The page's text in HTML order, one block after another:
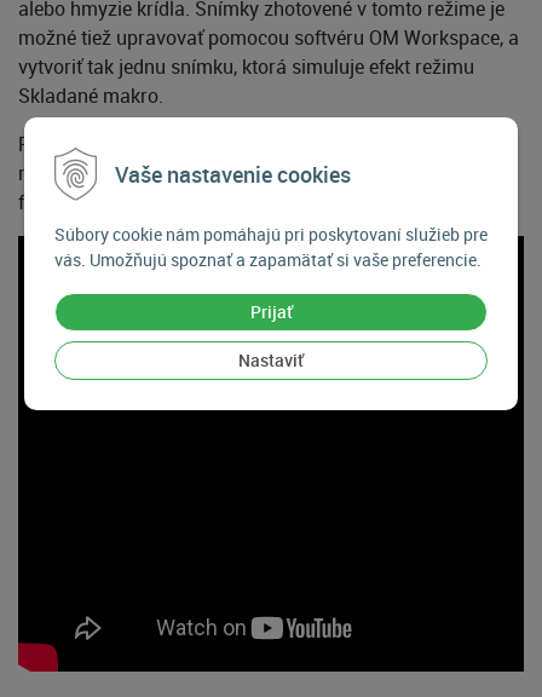
Vaše nastavenie cookies
Súbory cookie nám pomáhajú pri poskytovaní služieb pre
vás. Umožňujú spoznať a zapamätať si vaše preferencie.
Prijať
Nastaviť
alebo hmyzie krídla. Snímky zhotovené v tomto režime je
možné tiež upravovať pomocou softvéru OM Workspace, a
vytvoriť tak jednu snímku, ktorá simuluje efekt režimu
Skladané makro.
Pre účely makro a mikro fotografie možno zaobstarať
makro svetlo (predáva sa samostatne), ktoré eliminuje tieň
fotoaparátu a zaistí rovnomerné osvetlenie.